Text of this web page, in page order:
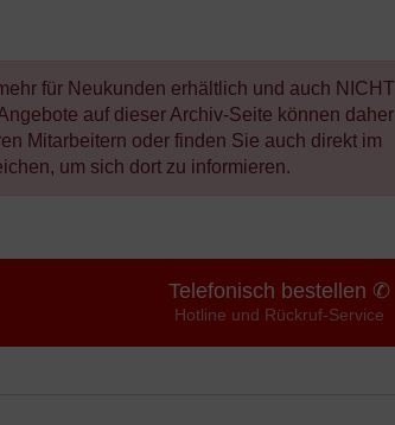
für Neukunden erhältlich und auch NICHT
auf dieser Archiv-Seite können daher
Mitarbeitern oder finden Sie auch direkt im
um sich dort zu informieren.
Telefonisch bestellen ✆
Hotline und Rückruf-Service